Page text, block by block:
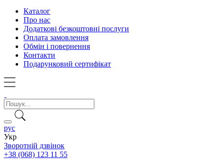
Каталог
Про нас
Додаткові безкоштовні послуги
Оплата замовлення
Обмін і повернення
Контакти
Подарунковий сертифікат
рус
Укр
Зворотній дзвінок
+38 (068) 123 11 55